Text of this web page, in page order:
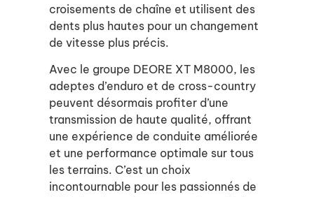
croisements de chaîne et utilisent des
dents plus hautes pour un changement
de vitesse plus précis.
Avec le groupe DEORE XT M8000, les
adeptes d’enduro et de cross-country
peuvent désormais profiter d’une
transmission de haute qualité, offrant
une expérience de conduite améliorée
et une performance optimale sur tous
les terrains. C’est un choix
incontournable pour les passionnés de